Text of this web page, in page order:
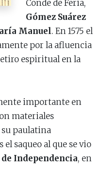
Conde de Feria,
Gómez Suárez
Manuel. En 1575 el
por la afluencia
espiritual en la
importante en
materiales
paulatina
saqueo al que se vio
Independencia, en